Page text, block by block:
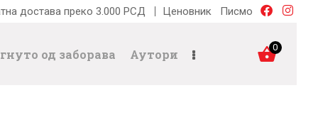
достава преко 3.000 РСД Ценовник Писмо
од заборава Аутори 0